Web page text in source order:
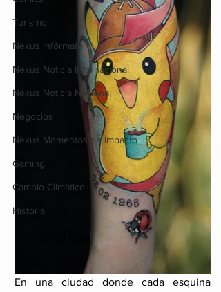
Turismo
Nexus Infórmate
Nexus Noticia Internacional
Nexus Noticia Nacional
Negocios
Nexus Momentos de Impacto
Gaming
Cambio Climatico
Historia
En una ciudad donde cada esquina